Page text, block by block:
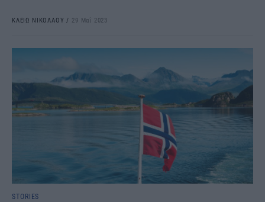
ΚΛΕΙΩ ΝΙΚΟΛΑΟΥ / 29 Μαΐ 2023
STORIES